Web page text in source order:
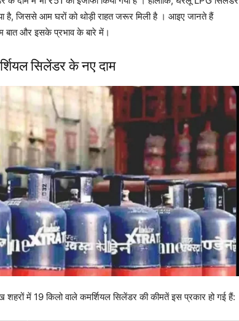
है, जिससे आम घरों को थोड़ी राहत जरूर मिली है । आइए जानते हैं
बात और इसके प्रभाव के बारे में।
सिलेंडर के नए दाम
में 19 किलो वाले कमर्शियल सिलेंडर की कीमतें इस प्रकार हो गई हैं: